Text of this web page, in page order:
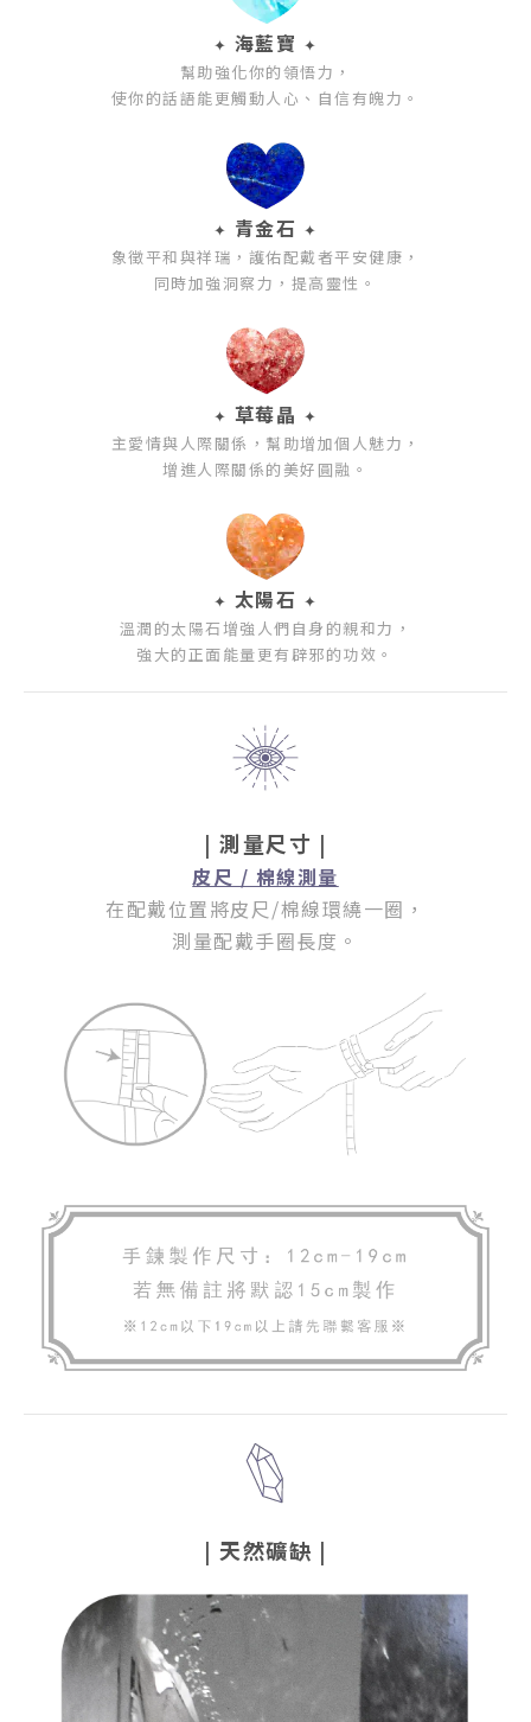
✦ 海藍寶 ✦
幫助強化你的領悟力，
使你的話語能更觸動人心、自信有魄力。
✦ 青金石 ✦
象徵平和與祥瑞，護佑配戴者平安健康，
同時加強洞察力，提高靈性。
✦ 草莓晶 ✦
主愛情與人際關係，幫助增加個人魅力，
增進人際關係的美好圓融。
✦ 太陽石 ✦
溫潤的太陽石增強人們自身的親和力，
強大的正面能量更有辟邪的功效。
| 測量尺寸 |
皮尺 / 棉線測量
在配戴位置將皮尺/棉線環繞一圈 ，
測量配戴手圈長度。
| 天然礦缺 |